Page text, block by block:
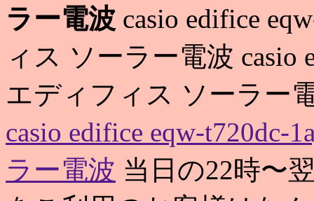
ラー電波 casio edifice
ィス ソーラー電波 casio
エディフィス ソーラー
casio edifice eqw-
ラー電波 当日の22時〜